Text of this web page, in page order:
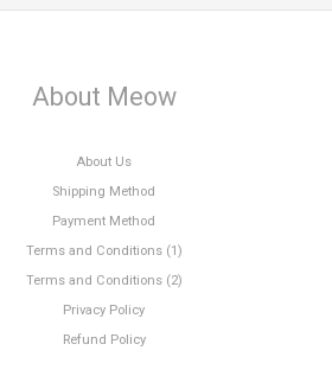
About Meow
About Us
Shipping Method
Payment Method
Terms and Conditions (1)
Terms and Conditions (2)
Privacy Policy
Refund Policy